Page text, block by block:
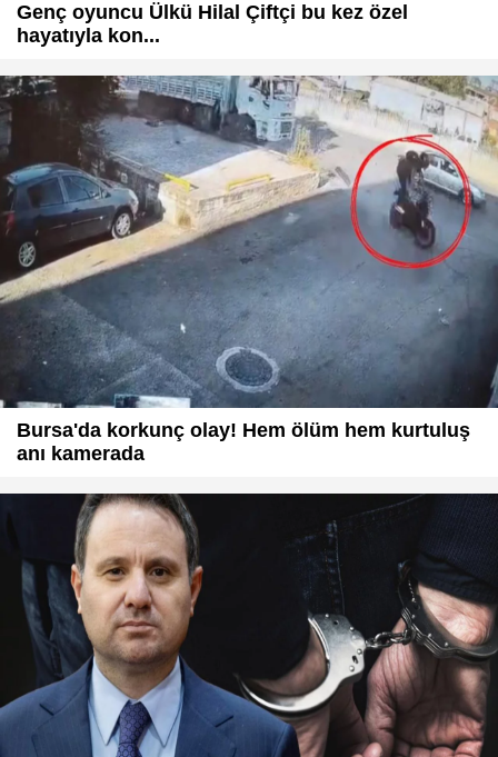
Genç oyuncu Ülkü Hilal Çiftçi bu kez özel
hayatıyla kon...
Bursa'da korkunç olay! Hem ölüm hem kurtuluş
anı kamerada